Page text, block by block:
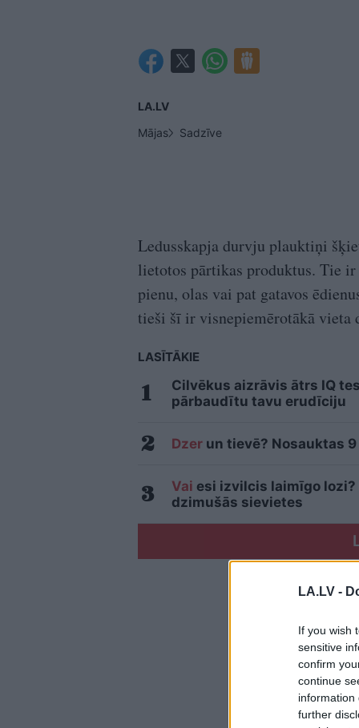
LA.LV -
If you wish
sensitive
confirm
continue
information
further
LA.LV
Mājas
Sadzīve
Ledusskapja durvju plauktiņi
lietotos pārtikas produktus. Tie
pienu, olas vai pat gatavos
tieši šī ir visnepiemērotākā vieta
LASĪTĀKIE
Cilvēkus aizrāvis ātrs IQ
pārbaudītu tavu erudīciju
Dzer un tievē? Nosauktas
Vai esi izvilcis laimīgo
dzimušās sievietes